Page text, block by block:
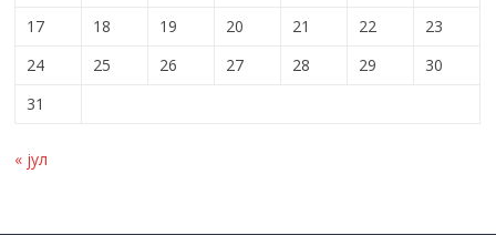
17
18 19 20 21 22
23
24
25 26 27 28 29
30
31
« јул